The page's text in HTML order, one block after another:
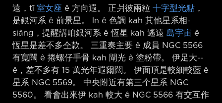
遠，tī 室女座 ê 方向遐。 正爿彼兩粒 十字型光點 ，
是銀河系 ê 前景星。 In ê 色調 kah 其他星系相-
siâng，提醒講咱銀河系 ê 恆星 kah 遙遠 島宇宙 ê
恆星是差不多仝款。 三重奏主要 ê 成員 NGC 5566
有寬闊 ê 捲螺仔手骨 kah 閘光 ê 塗粉帶。 伊足大-⁠-
ê，差不多有 15 萬光年遐爾闊。 伊面頂是較細較藍 ê
星系 NGC 5569。 中央附近有第三个星系 NGC
5560。 看會出來伊 kah 較大 ê NGC 5566 有交互作